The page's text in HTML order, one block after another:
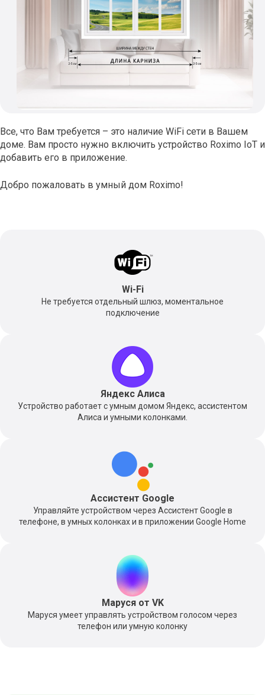
Все, что Вам требуется – это наличие WiFi сети в Вашем
доме. Вам просто нужно включить устройство Roximo IoT и
добавить его в приложение.
Добро пожаловать в умный дом Roximo!
Wi-Fi
Не требуется отдельный шлюз, моментальное
подключение
Яндекс Алиса
Устройство работает с умным домом Яндекс, ассистентом
Алиса и умными колонками.
Ассистент Google
Управляйте устройством через Ассистент Google в
телефоне, в умных колонках и в приложении Google Home
Маруся от VK
Маруся умеет управлять устройством голосом через
телефон или умную колонку